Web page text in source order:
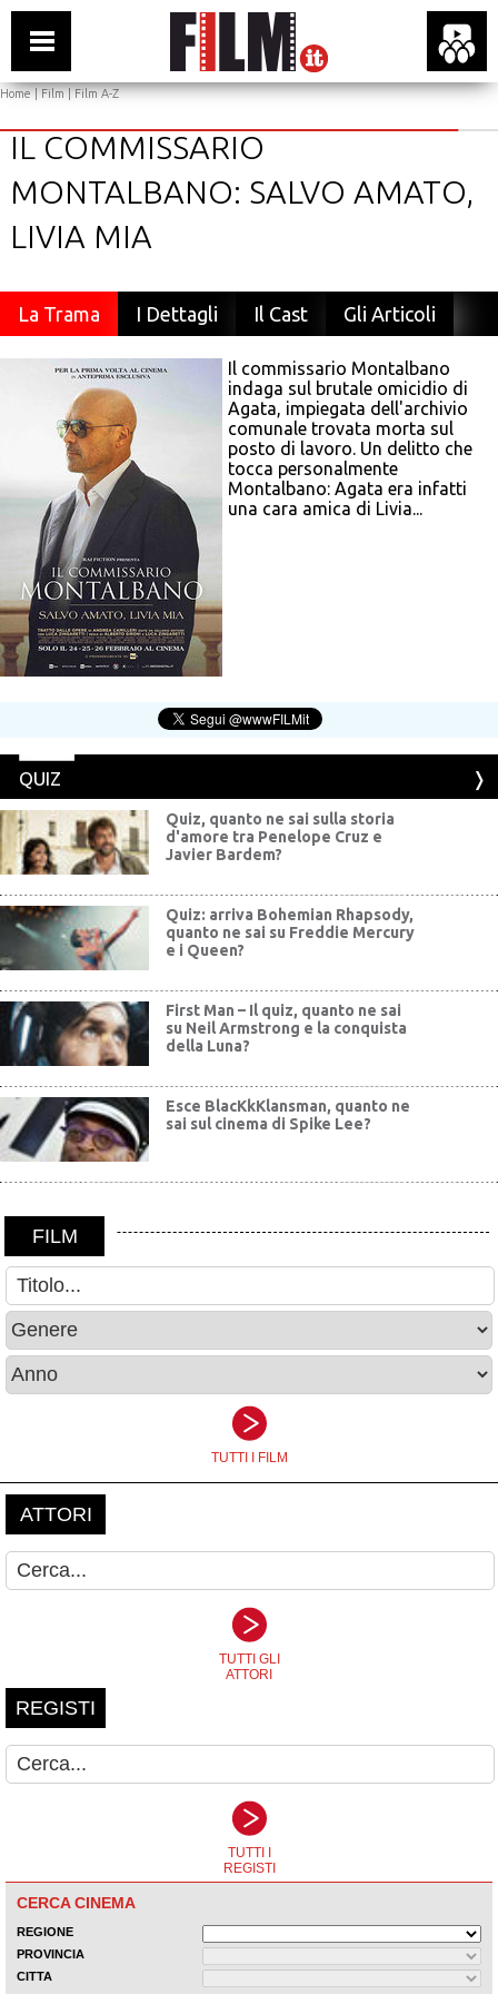
Home|Film|Film A-Z
IL COMMISSARIO
MONTALBANO: SALVO AMATO,
LIVIA MIA
La Trama I Dettagli Il Cast Gli Articoli
Il commissario Montalbano
indaga sul brutale omicidio di
Agata, impiegata dell'archivio
comunale trovata morta sul
posto di lavoro. Un delitto che
tocca personalmente
Montalbano: Agata era infatti
una cara amica di Livia...
QUIZ
Quiz, quanto ne sai sulla storia
d'amore tra Penelope Cruz e
Javier Bardem?
Quiz: arriva Bohemian Rhapsody,
quanto ne sai su Freddie Mercury
e i Queen?
First Man – Il quiz, quanto ne sai
su Neil Armstrong e la conquista
della Luna?
Esce BlacKkKlansman, quanto ne
sai sul cinema di Spike Lee?